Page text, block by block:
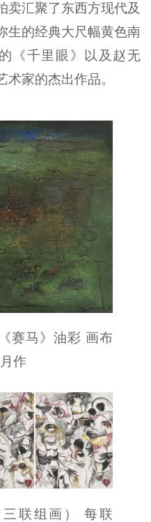
卖汇聚了东西方现代及
生的经典大尺幅黄色南
《千里眼》以及赵无
家的杰出作品。
赛马》油彩 画布
作
联组画） 每联